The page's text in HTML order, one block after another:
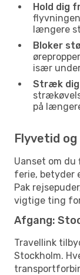
Hold dig
længere
Bloker
især
Stræk
på
Flyvetid
Uanset om
ferie, betyder
Pak
vigtige ting
Afgang:
Travellink
Stockholm.